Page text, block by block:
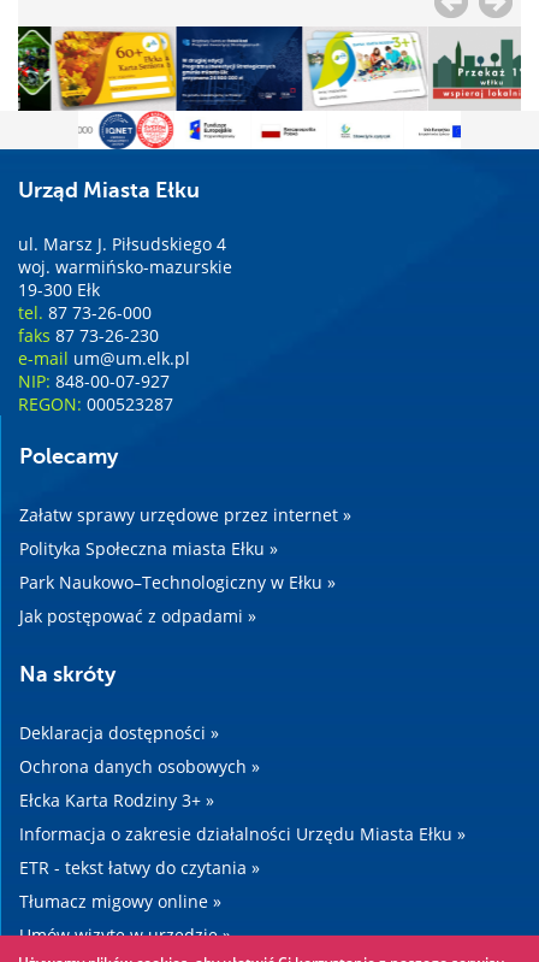
Urząd Miasta Ełku
ul. Marsz J. Piłsudskiego 4
woj. warmińsko-mazurskie
19-300 Ełk
tel. 87 73-26-000
faks 87 73-26-230
e-mail um@um.elk.pl
NIP: 848-00-07-927
REGON: 000523287
Polecamy
Załatw sprawy urzędowe przez internet »
Polityka Społeczna miasta Ełku »
Park Naukowo–Technologiczny w Ełku »
Jak postępować z odpadami »
Na skróty
Deklaracja dostępności »
Ochrona danych osobowych »
Ełcka Karta Rodziny 3+ »
Informacja o zakresie działalności Urzędu Miasta Ełku »
ETR - tekst łatwy do czytania »
Tłumacz migowy online »
Umów wizytę w urzędzie »